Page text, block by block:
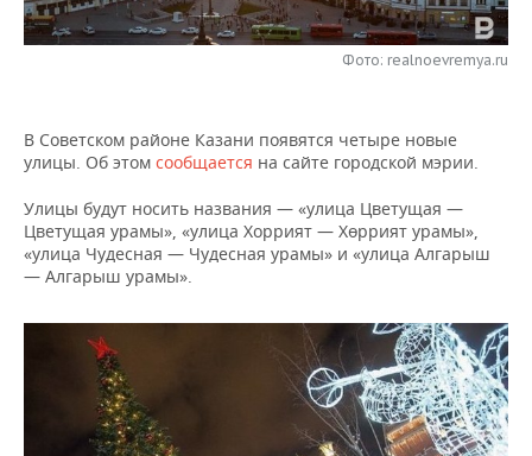
НЕФТЕХИМИЯ
ЭНЕРГЕТИКА
РОЗНИЧНАЯ ТОРГОВЛЯ
УСЛУГИ
НОВОСТИ ТЕХНОЛОГИЙ
МЕДИА
ТЕЛЕКОММУНИКАЦИИ
МЕРОПРИЯТИЯ
ВЫЕЗДНАЯ РЕДАКЦИЯ
БИЗНЕС-БРАНЧИ
ONLINE-КОНФЕРЕНЦИИ
ОТКРЫТАЯ ЛЕКЦИЯ
НОВОСТИ СПОРТА
ФУТБОЛ
ХОККЕЙ
БАСКЕТБОЛ
ВОЛЕЙБОЛ
КИБЕРСПОРТ
ОБЩЕСТВО
НОВОСТИ ОБЩЕСТВА
ВЛАСТЬ
ИНФРАСТРУКТУРА
ИСТОРИЯ
КУЛЬТУРА
ФОТОГАЛЕРЕЯ
СЮЖЕТЫ
СПРАВОЧНИК
СПИСОК ПЕРСОН
СПИСОК КОМПАНИЙ
ПОЛНАЯ ВЕРСИЯ
Фото: realnoevremya.ru
В Советском районе Казани появятся четыре новые
улицы. Об этом сообщается на сайте городской мэрии.
Улицы будут носить названия — «улица Цветущая —
Цветущая урамы», «улица Хоррият — Хөррият урамы»,
«улица Чудесная — Чудесная урамы» и «улица Алгарыш
— Алгарыш урамы».